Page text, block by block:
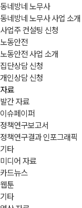
동네방네 노무사
동네방네 노무사 사업 소개
사업주 컨설팅 신청
노동안전
노동안전 사업 소개
집단상담 신청
개인상담 신청
자료
발간 자료
이슈페이퍼
정책연구보고서
정책연구결과 인포그래픽
기타
미디어 자료
카드뉴스
웹툰
기타